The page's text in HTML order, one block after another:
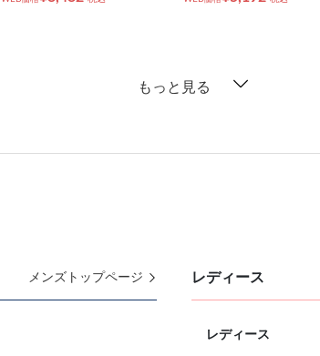
もっと見る
メンズトップページ レディース
レディース